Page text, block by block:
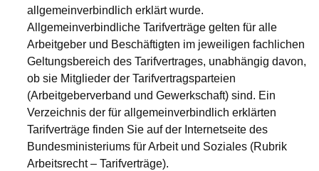
allgemeinverbindlich erklärt wurde.
Allgemeinverbindliche Tarifverträge gelten für alle
Arbeitgeber und Beschäftigten im jeweiligen fachlichen
Geltungsbereich des Tarifvertrages, unabhängig davon,
ob sie Mitglieder der Tarifvertragsparteien
(Arbeitgeberverband und Gewerkschaft) sind. Ein
Verzeichnis der für allgemeinverbindlich erklärten
Tarifverträge finden Sie auf der Internetseite des
Bundesministeriums für Arbeit und Soziales (Rubrik
Arbeitsrecht – Tarifverträge).